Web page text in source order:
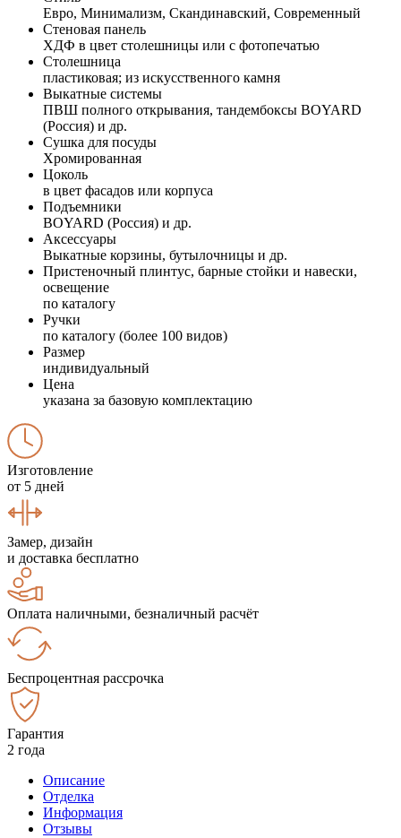
Евро, Минимализм, Скандинавский, Современный
Стеновая панель
ХДФ в цвет столешницы или с фотопечатью
Столешница
пластиковая; из искусственного камня
Выкатные системы
ПВШ полного открывания, тандембоксы BOYARD
(Россия) и др.
Сушка для посуды
Хромированная
Цоколь
в цвет фасадов или корпуса
Подъемники
BOYARD (Россия) и др.
Аксессуары
Выкатные корзины, бутылочницы и др.
Пристеночный плинтус, барные стойки и навески,
освещение
по каталогу
Ручки
по каталогу (более 100 видов)
Размер
индивидуальный
Цена
указана за базовую комплектацию
Изготовление
от 5 дней
Замер, дизайн
и доставка бесплатно
Оплата наличными, безналичный расчёт
Беспроцентная рассрочка
Гарантия
2 года
Описание
Отделка
Информация
Отзывы